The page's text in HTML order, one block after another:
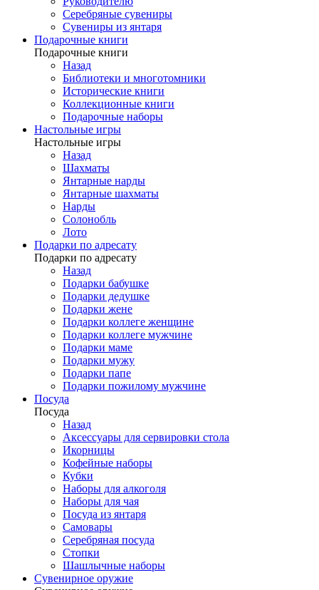
Серебряные сувениры
Сувениры из янтаря
Подарочные книги
Подарочные книги
Назад
Библиотеки и многотомники
Исторические книги
Коллекционные книги
Подарочные наборы
Настольные игры
Настольные игры
Назад
Шахматы
Янтарные нарды
Янтарные шахматы
Нарды
Солонобль
Лото
Подарки по адресату
Подарки по адресату
Назад
Подарки бабушке
Подарки дедушке
Подарки жене
Подарки коллеге женщине
Подарки коллеге мужчине
Подарки маме
Подарки мужу
Подарки папе
Подарки пожилому мужчине
Посуда
Посуда
Назад
Аксессуары для сервировки стола
Икорницы
Кофейные наборы
Кубки
Наборы для алкоголя
Наборы для чая
Посуда из янтаря
Самовары
Серебряная посуда
Стопки
Шашлычные наборы
Сувенирное оружие